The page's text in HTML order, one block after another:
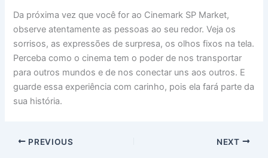
Da próxima vez que você for ao Cinemark SP Market,
observe atentamente as pessoas ao seu redor. Veja os
sorrisos, as expressões de surpresa, os olhos fixos na tela.
Perceba como o cinema tem o poder de nos transportar
para outros mundos e de nos conectar uns aos outros. E
guarde essa experiência com carinho, pois ela fará parte da
sua história.
PREVIOUS NEXT